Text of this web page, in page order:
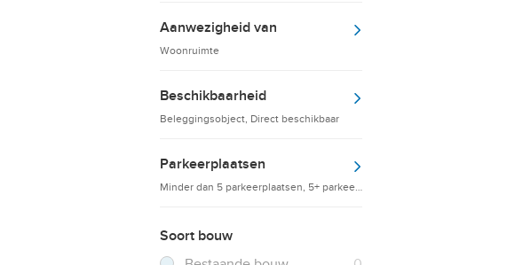
Aanwezigheid van
Woonruimte
Beschikbaarheid
Beleggingsobject, Direct beschikbaar
Parkeerplaatsen
Minder dan 5 parkeerplaatsen, 5+ parkeerplaatsen, 10+ parkeerplaatsen
Soort bouw